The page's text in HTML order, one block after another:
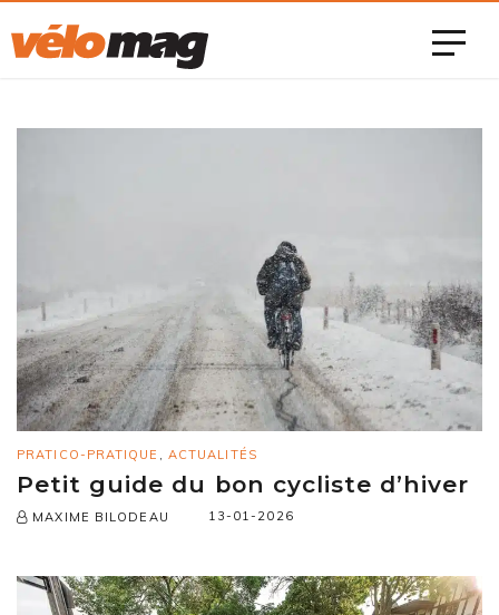
PRATICO-PRATIQUE ACTUALITÉS
Petit guide du bon cycliste d’hiver
MAXIME BILODEAU 13-01-2026